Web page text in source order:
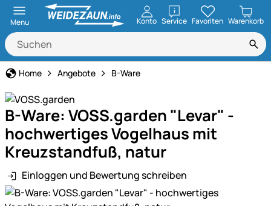
Menu Konto ServiceöffnenFavoriten Warenkorb
Home Angebote B-Ware
B-Ware: VOSS.garden "Levar" -
hochwertiges Vogelhaus mit
Kreuzstandfuß, natur
Einloggen und Bewertung schreiben
Produktgalerie